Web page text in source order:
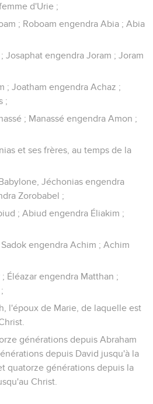
d'Urie ;
; Roboam engendra Abia ; Abia
Josaphat engendra Joram ; Joram
; Joatham engendra Achaz ;
;
; Manassé engendra Amon ;
et ses frères, au temps de la
Jéchonias engendra
Zorobabel ;
; Abiud engendra Éliakim ;
engendra Achim ; Achim
Éléazar engendra Matthan ;
l'époux de Marie, de laquelle est
générations depuis Abraham
depuis David jusqu'à la
quatorze générations depuis la
Christ.